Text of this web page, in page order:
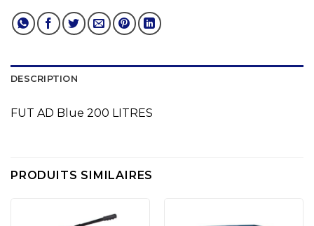
DESCRIPTION
FUT AD Blue 200 LITRES
PRODUITS SIMILAIRES